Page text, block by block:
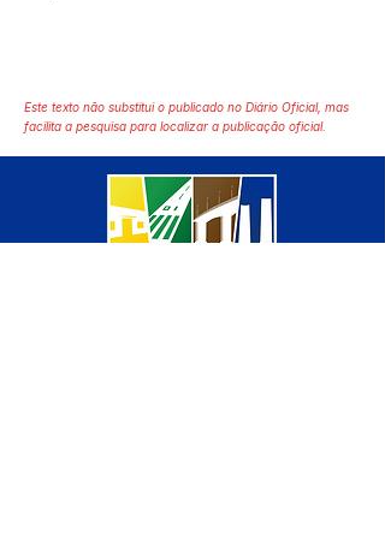
Este texto não substitui o publicado no Diário Oficial, mas
facilita a pesquisa para localizar a publicação oficial.